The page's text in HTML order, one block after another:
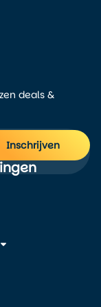
deals &
Inschrijven